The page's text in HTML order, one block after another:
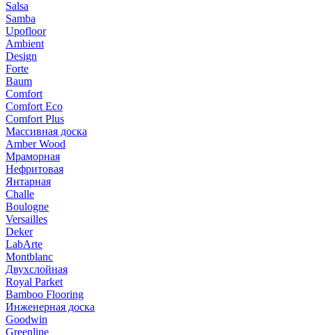
Salsa
Samba
Upofloor
Ambient
Design
Forte
Baum
Comfort
Comfort Eco
Comfort Plus
Массивная доска
Amber Wood
Мраморная
Нефритовая
Янтарная
Challe
Boulogne
Versailles
Deker
LabArte
Montblanc
Двухслойная
Royal Parket
Bamboo Flooring
Инженерная доска
Goodwin
Greenline